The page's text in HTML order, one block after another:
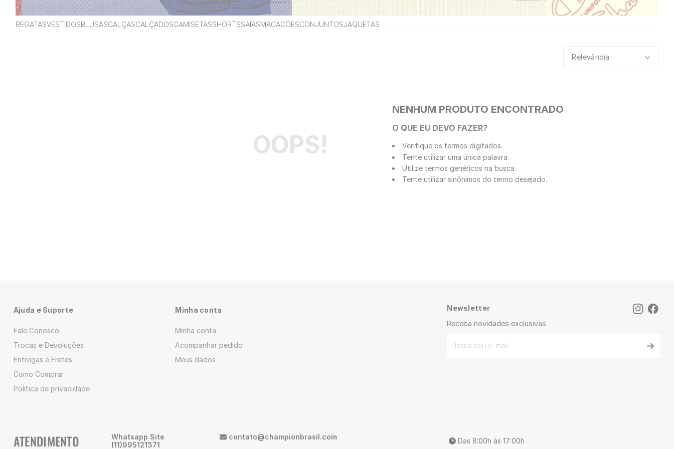
REGATASVESTIDOSBLUSASCALÇASCALÇADOSCAMISETASSHORTSSAIASMACACÕESCONJUNTOSJAQUETAS
Relevância
OOPS!
NENHUM PRODUTO ENCONTRADO
O QUE EU DEVO FAZER?
Verifique os termos digitados.
Tente utilizar uma única palavra.
Utilize termos genéricos na busca.
Tente utilizar sinônimos do termo desejado.
Newsletter
Receba novidades exclusivas
Ajuda e Suporte
Fale Conosco
Trocas e Devoluções
Entregas e Fretes
Como Comprar
Política de privacidade
Minha conta
Minha conta
Acompanhar pedido
Meus dados
ATENDIMENTO
Whatsapp Site
(11)995121371
contato@championbrasil.com Das 8:00h às 17:00h